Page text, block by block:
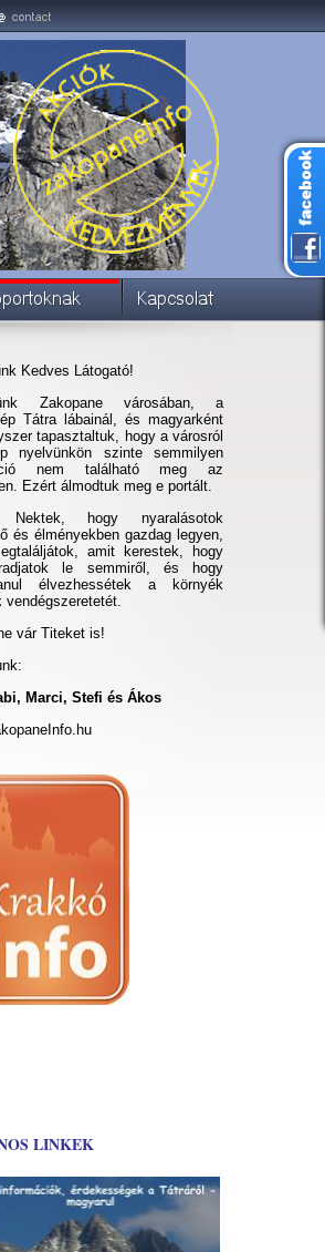
Kedves Látogató!
Zakopane városában, a
Tátra lábainál, és magyarként
tapasztaltuk, hogy a városról
nyelvünkön szinte semmilyen
nem található meg az
Ezért álmodtuk meg e portált.
Nektek, hogy nyaralásotok
és élményekben gazdag legyen,
amit kerestek, hogy
le semmiről, és hogy
élvezhessétek a környék
vendégszeretetét.
vár Titeket is!
Marci, Stefi és Ákos
LINKEK